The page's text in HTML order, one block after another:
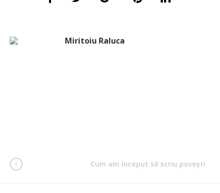
Miritoiu Raluca
Cum am început să scriu povești